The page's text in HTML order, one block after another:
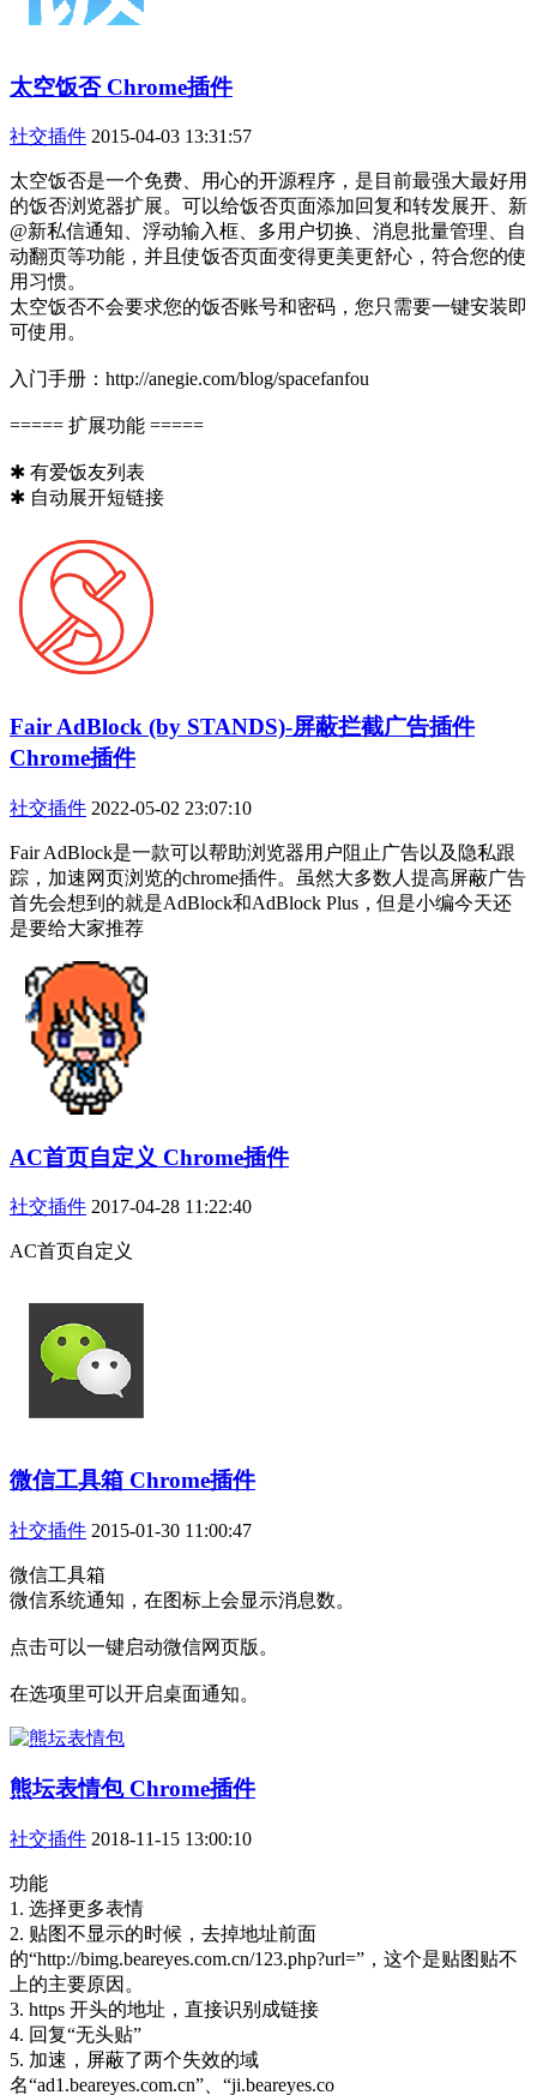
太空饭否 Chrome插件
社交插件 2015-04-03 13:31:57
太空饭否是一个免费、用心的开源程序，是目前最强大最好用
的饭否浏览器扩展。可以给饭否页面添加回复和转发展开、新
@新私信通知、浮动输入框、多用户切换、消息批量管理、自
动翻页等功能，并且使饭否页面变得更美更舒心，符合您的使
用习惯。
太空饭否不会要求您的饭否账号和密码，您只需要一键安装即
可使用。
入门手册：http://anegie.com/blog/spacefanfou
===== 扩展功能 =====
✱ 有爱饭友列表
✱ 自动展开短链接
Fair AdBlock (by STANDS)-屏蔽拦截广告插件
Chrome插件
社交插件 2022-05-02 23:07:10
Fair AdBlock是一款可以帮助浏览器用户阻止广告以及隐私跟
踪，加速网页浏览的chrome插件。虽然大多数人提高屏蔽广告
首先会想到的就是AdBlock和AdBlock Plus，但是小编今天还
是要给大家推荐
AC首页自定义 Chrome插件
社交插件 2017-04-28 11:22:40
AC首页自定义
微信工具箱 Chrome插件
社交插件 2015-01-30 11:00:47
微信工具箱
微信系统通知，在图标上会显示消息数。
点击可以一键启动微信网页版。
在选项里可以开启桌面通知。
熊坛表情包 Chrome插件
社交插件 2018-11-15 13:00:10
功能
1. 选择更多表情
2. 贴图不显示的时候，去掉地址前面
的“http://bimg.beareyes.com.cn/123.php?url=”，这个是贴图贴不
上的主要原因。
3. https 开头的地址，直接识别成链接
4. 回复“无头贴”
5. 加速，屏蔽了两个失效的域
名“ad1.beareyes.com.cn”、“ji.beareyes.co